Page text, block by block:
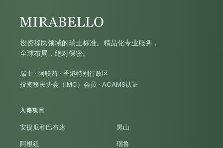
投资移民领域的瑞士标准。精品化专业服务，
全球布局，绝对保密。
瑞士 · 阿联酋 · 香港特别行政区
投资移民协会（IMC）会员 · ACAMS认证
入籍项目
安提瓜和巴布达
阿根廷
黑山
瑙鲁